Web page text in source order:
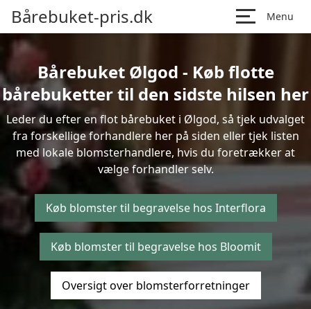
Bårebuket-pris.dk Menu
Bårebuket Ølgod - Køb flotte
bårebuketter til den sidste hilsen her
Leder du efter en flot bårebuket i Ølgod, så tjek udvalget
fra forskellige forhandlere her på siden eller tjek listen
med lokale blomsterhandlere, hvis du foretrækker at
vælge forhandler selv.
Køb blomster til begravelse hos Interflora
Køb blomster til begravelse hos Bloomit
Oversigt over blomsterforretninger